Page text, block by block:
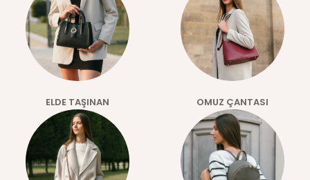
ELDE TAŞINAN OMUZ ÇANTASI